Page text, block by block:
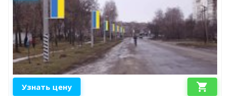
Узнать цену shopping_cart